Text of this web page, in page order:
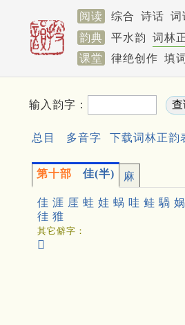
阅读 综合 诗话 词
韵典
平水韵 词林
课堂
律绝创作 填
输入韵字：
总目 多音字 下载词林正韵
第十部 佳(半) 麻
佳 涯 厓 蛙 娃 蜗 哇 鲑 騧 娲
徍 猚
其它僻字：
𦶎